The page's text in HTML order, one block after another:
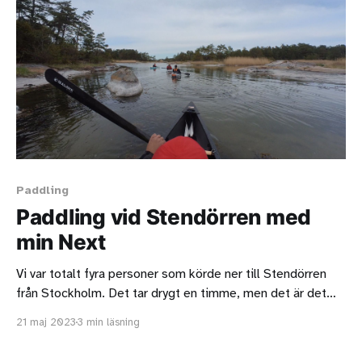
Paddling
Paddling vid Stendörren med
min Next
Vi var totalt fyra personer som körde ner till Stendörren
från Stockholm. Det tar drygt en timme, men det är det
21 maj 20233 min läsning